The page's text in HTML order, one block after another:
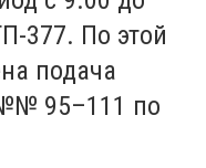
377. По этой
подача
95–111 по